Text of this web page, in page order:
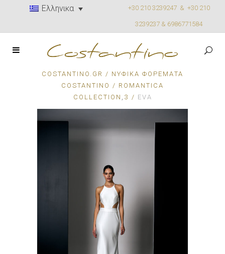
Ελληνικα +30 210 3239247 & +30 210
3239237 & 6986771584
COSTANTINO.GR / ΝΥΦΙΚΆ ΦΟΡΈΜΑΤΑ
COSTANTINO / ROMANTICA
COLLECTION 3 / EVA